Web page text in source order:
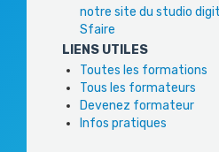
notre site du studio
Sfaire
LIENS UTILES
Toutes les formations
Tous les formateurs
Devenez formateur
Infos pratiques